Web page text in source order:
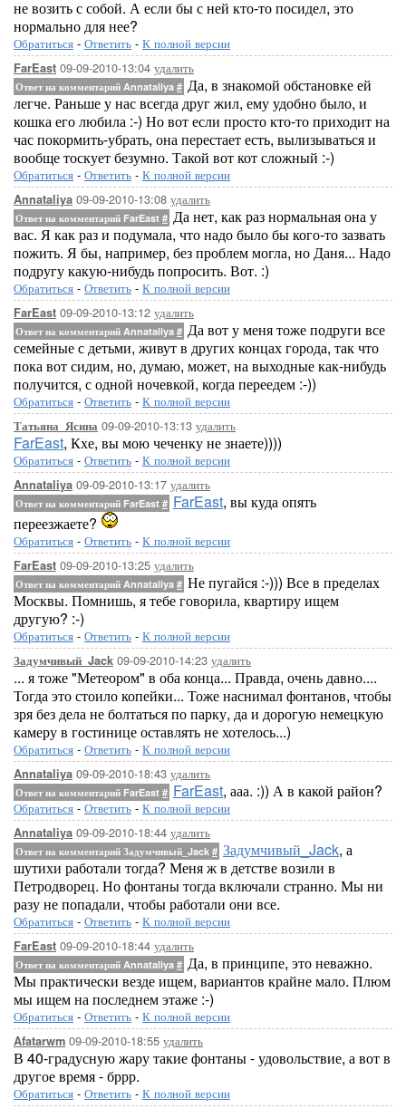
не возить с собой. А если бы с ней кто-то посидел, это
нормально для нее?
Обратиться - Ответить - К полной версии
FarEast 09-09-2010-13:04 удалить
Ответ на комментарий Annataliya # Да, в знакомой обстановке ей
легче. Раньше у нас всегда друг жил, ему удобно было, и
кошка его любила :-) Но вот если просто кто-то приходит на
час покормить-убрать, она перестает есть, вылизываться и
вообще тоскует безумно. Такой вот кот сложный :-)
Обратиться - Ответить - К полной версии
Annataliya 09-09-2010-13:08 удалить
Ответ на комментарий FarEast # Да нет, как раз нормальная она у
вас. Я как раз и подумала, что надо было бы кого-то зазвать
пожить. Я бы, например, без проблем могла, но Даня... Надо
подругу какую-нибудь попросить. Вот. :)
Обратиться - Ответить - К полной версии
FarEast 09-09-2010-13:12 удалить
Ответ на комментарий Annataliya # Да вот у меня тоже подруги все
семейные с детьми, живут в других концах города, так что
пока вот сидим, но, думаю, может, на выходные как-нибудь
получится, с одной ночевкой, когда переедем :-))
Обратиться - Ответить - К полной версии
Татьяна_Ясина 09-09-2010-13:13 удалить
FarEast, Кхе, вы мою чеченку не знаете))))
Обратиться - Ответить - К полной версии
Annataliya 09-09-2010-13:17 удалить
Ответ на комментарий FarEast # FarEast, вы куда опять
переезжаете?
Обратиться - Ответить - К полной версии
FarEast 09-09-2010-13:25 удалить
Ответ на комментарий Annataliya # Не пугайся :-))) Все в пределах
Москвы. Помнишь, я тебе говорила, квартиру ищем
другую? :-)
Обратиться - Ответить - К полной версии
Задумчивый_Jack 09-09-2010-14:23 удалить
... я тоже "Метеором" в оба конца... Правда, очень давно....
Тогда это стоило копейки... Тоже наснимал фонтанов, чтобы
зря без дела не болтаться по парку, да и дорогую немецкую
камеру в гостинице оставлять не хотелось...)
Обратиться - Ответить - К полной версии
Annataliya 09-09-2010-18:43 удалить
Ответ на комментарий FarEast # FarEast, ааа. :)) А в какой район?
Обратиться - Ответить - К полной версии
Annataliya 09-09-2010-18:44 удалить
Ответ на комментарий Задумчивый_Jack # Задумчивый_Jack, а
шутихи работали тогда? Меня ж в детстве возили в
Петродворец. Но фонтаны тогда включали странно. Мы ни
разу не попадали, чтобы работали они все.
Обратиться - Ответить - К полной версии
FarEast 09-09-2010-18:44 удалить
Ответ на комментарий Annataliya # Да, в принципе, это неважно.
Мы практически везде ищем, вариантов крайне мало. Плюм
мы ищем на последнем этаже :-)
Обратиться - Ответить - К полной версии
Afatarwm 09-09-2010-18:55 удалить
В 40-градусную жару такие фонтаны - удовольствие, а вот в
другое время - бррр.
Обратиться - Ответить - К полной версии